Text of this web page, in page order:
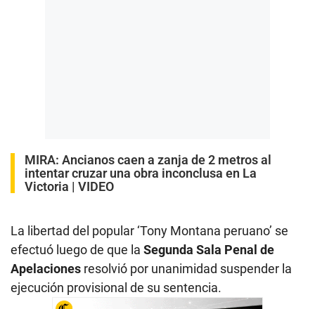
MIRA: Ancianos caen a zanja de 2 metros al
intentar cruzar una obra inconclusa en La
Victoria | VIDEO
La libertad del popular ‘Tony Montana peruano’ se
efectuó luego de que la Segunda Sala Penal de
Apelaciones resolvió por unanimidad suspender la
ejecución provisional de su sentencia.